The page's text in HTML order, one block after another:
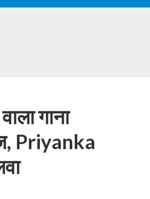
गाना
Priyanka